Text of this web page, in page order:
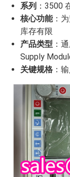
系列 ：3500
核心功能：
库存有限
产品类型 ：
Supply
关键规格 ：